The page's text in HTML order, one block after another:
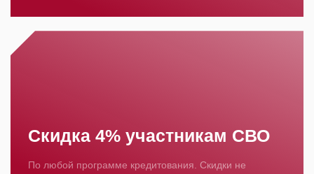
Скидка 4% участникам СВО
По любой программе кредитования. Скидки не